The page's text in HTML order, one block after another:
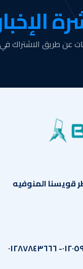
عن طريق الاشتراك في
قويسنا المنوفيه